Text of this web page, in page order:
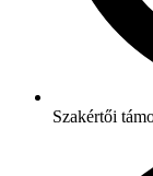
Szakértői